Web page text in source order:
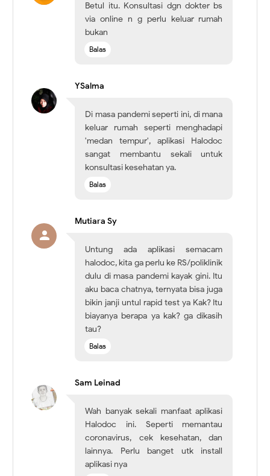
Betul itu. Konsultasi dgn dokter bs
via online n g perlu keluar rumah
bukan
Balas
YSalma
Di masa pandemi seperti ini, di mana
keluar rumah seperti menghadapi
'medan tempur', aplikasi Halodoc
sangat membantu sekali untuk
konsultasi kesehatan ya.
Balas
Mutiara Sy
Untung ada aplikasi semacam
halodoc, kita ga perlu ke RS/poliklinik
dulu di masa pandemi kayak gini. Itu
aku baca chatnya, ternyata bisa juga
bikin janji untul rapid test ya Kak? Itu
biayanya berapa ya kak? ga dikasih
tau?
Balas
Sam Leinad
Wah banyak sekali manfaat aplikasi
Halodoc ini. Seperti memantau
coronavirus, cek kesehatan, dan
lainnya. Perlu banget utk install
aplikasi nya